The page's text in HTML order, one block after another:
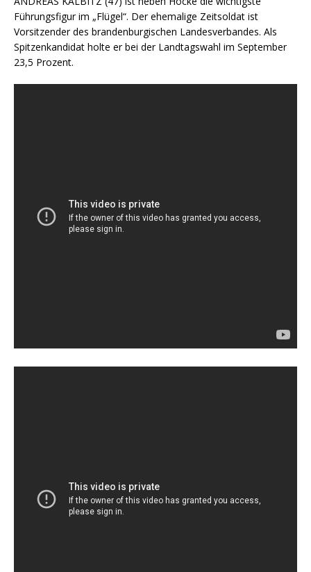
Führungsfigur im „Flügel“. Der ehemalige Zeitsoldat ist
Vorsitzender des brandenburgischen Landesverbandes. Als
Spitzenkandidat holte er bei der Landtagswahl im September
23,5 Prozent.